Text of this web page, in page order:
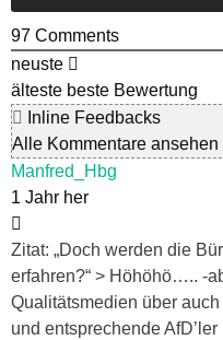
97 Comments
neuste
älteste beste Bewertung
Inline Feedbacks
Alle Kommentare ansehen
Manfred_Hbg
1 Jahr her
Zitat: „Doch werden die
erfahren?“ > Höhöhö….. -
Qualitätsmedien über
und entsprechende